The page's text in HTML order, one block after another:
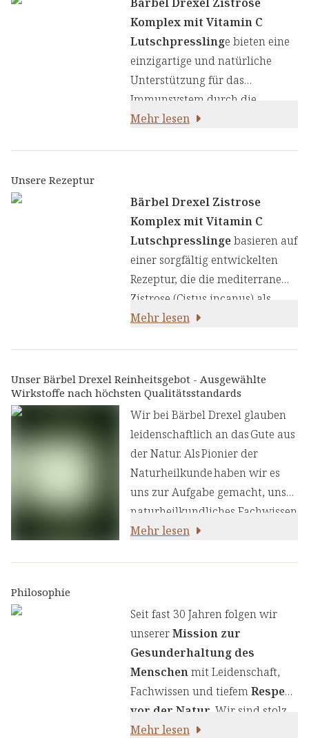
Komplex mit Vitamin C
Lutschpresslinge bieten eine
einzigartige und natürliche
Unterstützung für das
Immunsystem durch die
kraftvolle Kombination aus der
bildet die mediterrane Zistrose
(Cistus incanus), die reich an
wertvollen Polyphenolen mit
antioxidativen Eigenschaften ist.
Diese werden durch sorgfältig
ausgewählte Kräuter und
Vitamine ergänzt, die
unterstützen und für ein
und Rachenraum sorgen
können:
Mehr lesen
Unsere Rezeptur
Bärbel Drexel Zistrose
Komplex mit Vitamin C
Lutschpresslingebasieren auf
einer sorgfältig entwickelten
Rezeptur, die die mediterrane
Zistrose (Cistus incanus) als
Herzstück mit ausgewählten
schon seit dem Altertum von
den Griechen wegen Ihres
Harzes sehr geschätzt, während
Thymian und Oregano mit ihren
charakteristischen
Eigenschaften der ätherischen
Öle die Rezeptur optimal
ergänzen.
Mehr lesen
Unser Bärbel Drexel Reinheitsgebot - Ausgewählte
Wirkstoffe nach höchsten Qualitätsstandards
Wir bei Bärbel Drexel glauben
leidenschaftlich an das Gute aus
der Natur. Als Pionier der
Naturheilkunde haben wir es
uns zur Aufgabe gemacht, unser
naturheilkundliches Fachwissen
und unsere Erfahrung mit den
Wir legen großen Wert auf
einen genauen Auswahlprozess
unserer Inhaltsstoffe, um Ihnen
sorgfältig zusammengestellte
Produkte zu liefern. Wir nutzen
die Kraft von Kräutern,
Pflanzenstoffen und anderen
Mehr lesen
Philosophie
Seit fast 30 Jahren folgen wir
unsererMission zur
Gesunderhaltung des
Menschenmit Leidenschaft,
Fachwissen und tiefemRespekt
vor der Natur . Wir sind stolz
darauf,naturreine Produkte
Mehr lesen